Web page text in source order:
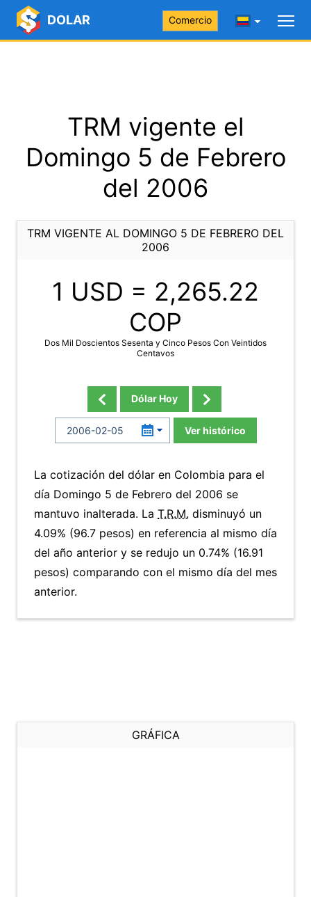
DOLAR Comercio
TRM vigente el
Domingo 5 de Febrero
del 2006
TRM VIGENTE AL DOMINGO 5 DE FEBRERO DEL
2006
1 USD = 2,265.22
COP
Dos Mil Doscientos Sesenta y Cinco Pesos Con Veintidos
Centavos
Dólar Hoy
Ver histórico
La cotización del dólar en Colombia para el
día Domingo 5 de Febrero del 2006 se
mantuvo inalterada. La T.R.M. disminuyó un
4.09% (96.7 pesos) en referencia al mismo día
del año anterior y se redujo un 0.74% (16.91
pesos) comparando con el mismo día del mes
anterior.
GRÁFICA